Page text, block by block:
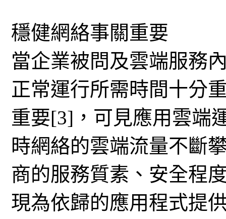
穩健網絡事關重要
當企業被問及雲端服務
正常運行所需時間十分
重要[3]，可見應用雲端
時網絡的雲端流量不斷
商的服務質素、安全程
現為依歸的應用程式提